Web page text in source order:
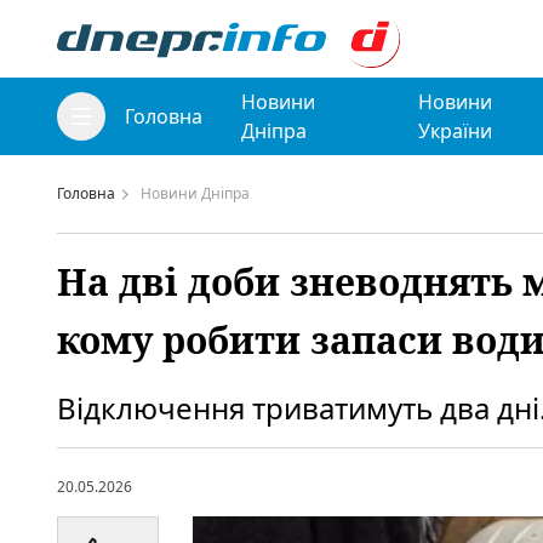
Головна
Новини
Дніпра
Новини
України
Головна Новини Дніпра
На дві доби зневоднять
кому робити запаси
Відключення триватимуть два
20.05.2026